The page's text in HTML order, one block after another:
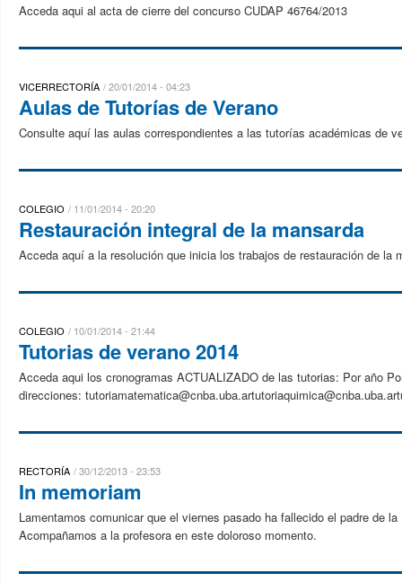
Acceda aqui al acta de cierre del concurso CUDAP 46764/2013
VICERRECTORÍA 20/01/2014 - 04:23
Aulas de Tutorías de Verano
Consulte aquí las aulas correspondientes a las tutorías académicas de
COLEGIO 11/01/2014 - 20:20
Restauración integral de la mansarda
Acceda aquí a la resolución que inicia los trabajos de restauración de la
COLEGIO 10/01/2014 - 21:44
Tutorias de verano 2014
Acceda aqui los cronogramas ACTUALIZADO de las tutorias: Por año
direcciones:
RECTORÍA 30/12/2013 - 23:53
In memoriam
Lamentamos comunicar que el viernes pasado ha fallecido el padre de
Acompañamos a la profesora en este doloroso momento.